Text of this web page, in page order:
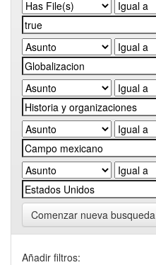
Comenzar nueva busqueda
Añadir filtros: